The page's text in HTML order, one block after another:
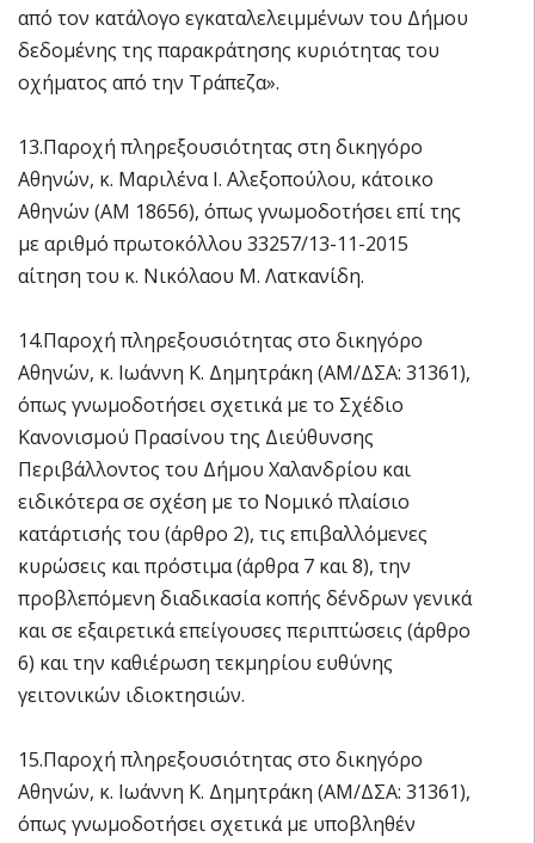
από τον κατάλογο εγκαταλελειμμένων του Δήμου
δεδομένης της παρακράτησης κυριότητας του
οχήματος από την Τράπεζα».
13.Παροχή πληρεξουσιότητας στη δικηγόρο
Αθηνών, κ. Μαριλένα Ι. Αλεξοπούλου, κάτοικο
Αθηνών (ΑΜ 18656), όπως γνωμοδοτήσει επί της
με αριθμό πρωτοκόλλου 33257/13-11-2015
αίτηση του κ. Νικόλαου Μ. Λατκανίδη.
14.Παροχή πληρεξουσιότητας στο δικηγόρο
Αθηνών, κ. Ιωάννη Κ. Δημητράκη (ΑΜ/ΔΣΑ: 31361),
όπως γνωμοδοτήσει σχετικά με το Σχέδιο
Κανονισμού Πρασίνου της Διεύθυνσης
Περιβάλλοντος του Δήμου Χαλανδρίου και
ειδικότερα σε σχέση με το Νομικό πλαίσιο
κατάρτισής του (άρθρο 2), τις επιβαλλόμενες
κυρώσεις και πρόστιμα (άρθρα 7 και 8), την
προβλεπόμενη διαδικασία κοπής δένδρων γενικά
και σε εξαιρετικά επείγουσες περιπτώσεις (άρθρο
6) και την καθιέρωση τεκμηρίου ευθύνης
γειτονικών ιδιοκτησιών.
15.Παροχή πληρεξουσιότητας στο δικηγόρο
Αθηνών, κ. Ιωάννη Κ. Δημητράκη (ΑΜ/ΔΣΑ: 31361),
όπως γνωμοδοτήσει σχετικά με υποβληθέν